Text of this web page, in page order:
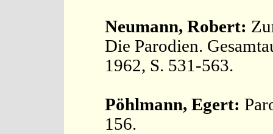
Neumann, Robert:
Die Parodien.
1962, S. 531-563.
Pöhlmann, Egert:
156.